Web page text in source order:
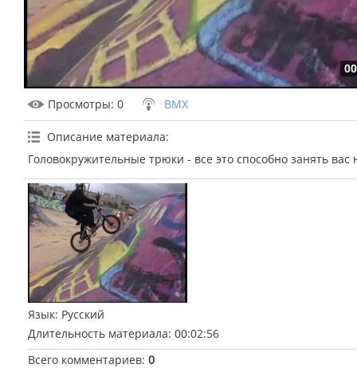
Просмотры: 0 BMX
Описание материала:
Головокружительные трюки - все это способно занять
Язык: Русский
Длительность материала: 00:02:56
Всего комментариев: 0